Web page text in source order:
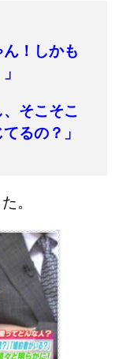
ん！しかも
、そこそこ
るの？」
。